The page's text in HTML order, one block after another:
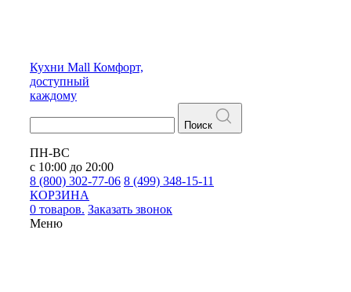
Кухни Mall Комфорт,
доступный
каждому
Поиск
ПН-ВС
с 10:00 до 20:00
8 (800) 302-77-06 8 (499) 348-15-11
КОРЗИНА
0 товаров. Заказать звонок
Меню